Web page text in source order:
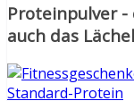
Proteinpulver
auch das